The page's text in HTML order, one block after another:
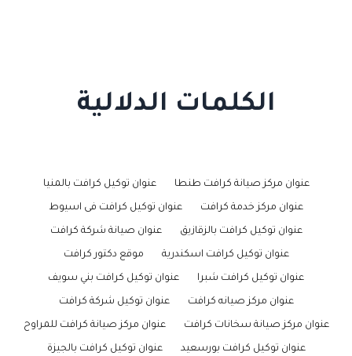
الكلمات الدلالية
عنوان مركز صيانة كرافت طنطا عنوان توكيل كرافت بالمنيا
عنوان مركز خدمة كرافت عنوان توكيل كرافت فى اسيوط
عنوان توكيل كرافت بالزقازيق عنوان صيانة شركة كرافت
عنوان توكيل كرافت اسكندرية موقع دكتور كرافت
عنوان توكيل كرافت شبرا عنوان توكيل كرافت بني سويف
عنوان مركز صيانه كرافت عنوان توكيل شركة كرافت
عنوان مركز صيانة سخانات كرافت عنوان مركز صيانة كرافت للمراوح
عنوان توكيل كرافت بورسعيد عنوان توكيل كرافت بالجيزة